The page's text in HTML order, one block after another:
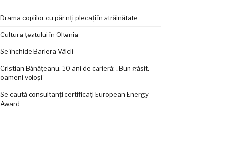
Drama copiilor cu părinți plecați în străinătate
Cultura țestului în Oltenia
Se închide Bariera Vâlcii
Cristian Bănățeanu, 30 ani de carieră: „Bun găsit,
oameni voioși”
Se caută consultanți certificați European Energy
Award